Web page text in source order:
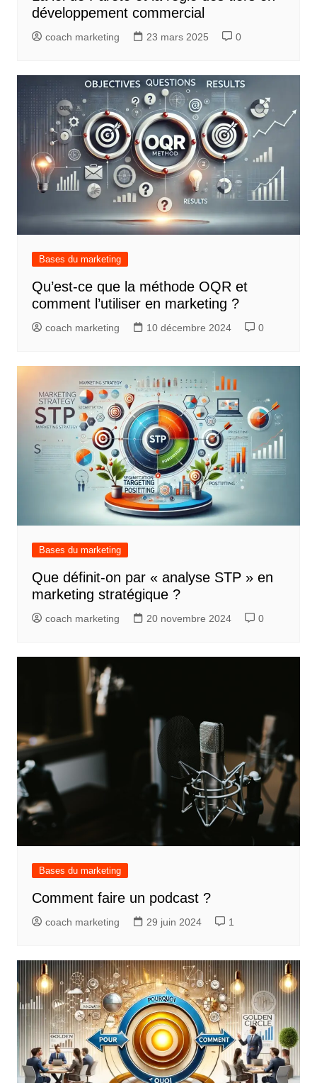
développement commercial
coach marketing 23 mars 2025 0
Bases du marketing
Qu’est-ce que la méthode OQR et
comment l’utiliser en marketing ?
coach marketing 10 décembre 2024 0
Bases du marketing
Que définit-on par « analyse STP » en
marketing stratégique ?
coach marketing 20 novembre 2024 0
Bases du marketing
Comment faire un podcast ?
coach marketing 29 juin 2024 1